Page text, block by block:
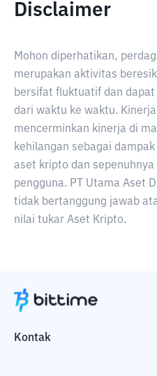
Disclaimer
Mohon diperhatikan,
merupakan aktivitas
bersifat fluktuatif dan
dari waktu ke waktu.
mencerminkan kinerja di
kehilangan sebagai
aset kripto dan
pengguna. PT Utama Aset
tidak bertanggung jawab
nilai tukar Aset Kripto.
Kontak